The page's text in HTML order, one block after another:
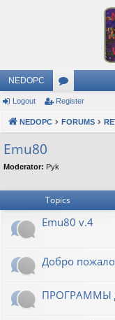
NEDOPC
or
u
Logout Register
NEDOPC FORUMS
Emu80
Moderator: Pyk
Topics
Emu80 v.4
Добро
ПРОГРАММЫ